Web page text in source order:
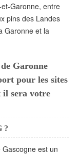
Garonne, entre
pins des Landes
Garonne et la
Garonne
pour les sites
il sera votre
?
est un